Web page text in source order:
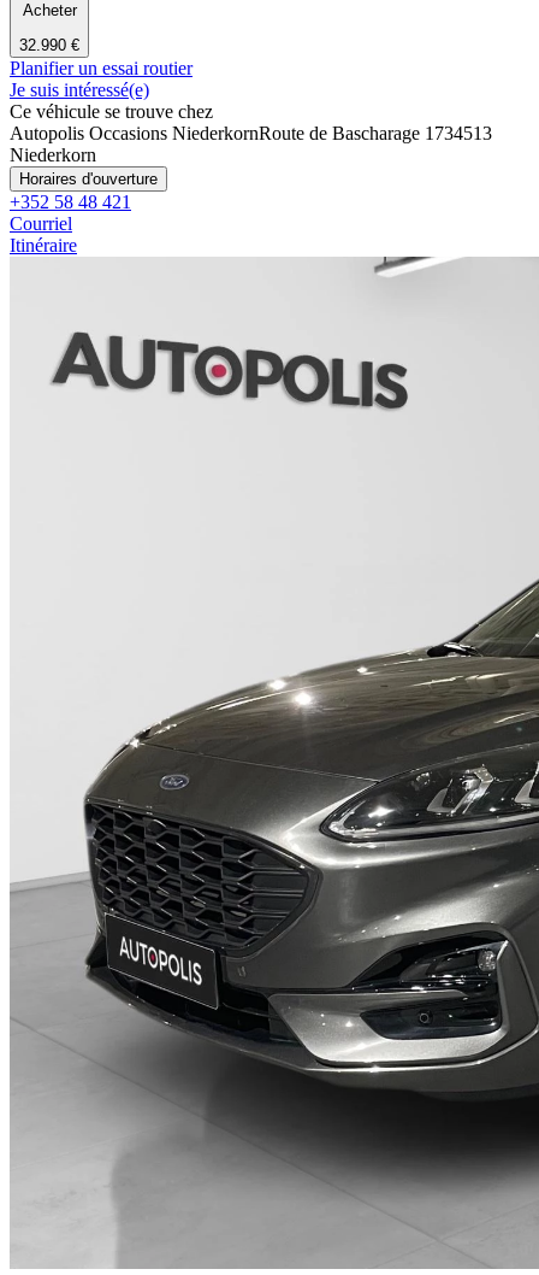
Acheter
32.990 €
Planifier un essai routier
Je suis intéressé(e)
Ce véhicule se trouve chez
Autopolis Occasions NiederkornRoute de Bascharage 1734513
Niederkorn
Horaires d'ouverture
+352 58 48 421
Courriel
Itinéraire